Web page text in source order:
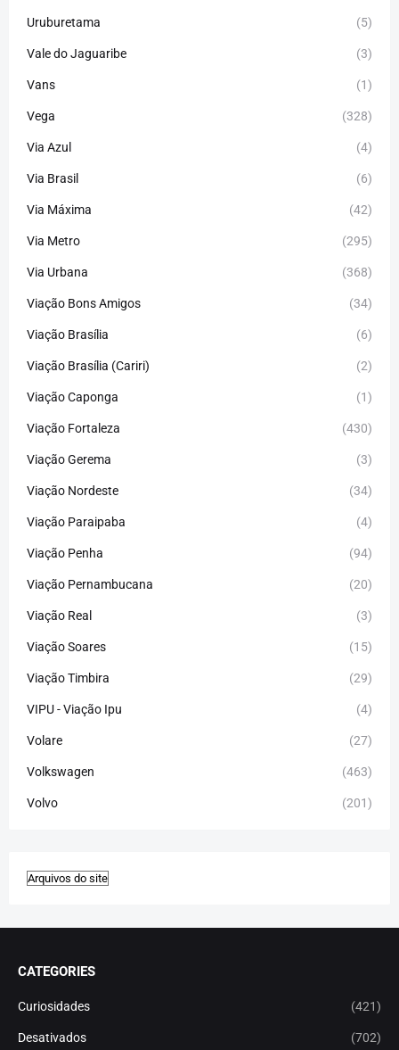
Uruburetama (5)
Vale do Jaguaribe (3)
Vans (1)
Vega (328)
Via Azul (4)
Via Brasil (6)
Via Máxima (42)
Via Metro (295)
Via Urbana (368)
Viação Bons Amigos (34)
Viação Brasília (6)
Viação Brasília (Cariri) (2)
Viação Caponga (1)
Viação Fortaleza (430)
Viação Gerema (3)
Viação Nordeste (34)
Viação Paraipaba (4)
Viação Penha (94)
Viação Pernambucana (20)
Viação Real (3)
Viação Soares (15)
Viação Timbira (29)
VIPU - Viação Ipu (4)
Volare (27)
Volkswagen (463)
Volvo (201)
CATEGORIES
Curiosidades (421)
Desativados (702)